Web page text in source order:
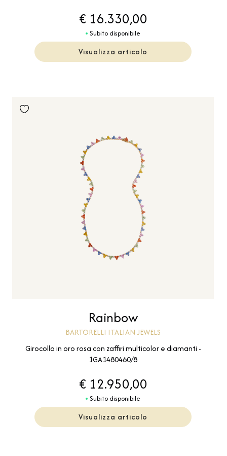
€ 16.330,00
Subito disponibile
Visualizza articolo
Rainbow
BARTORELLI ITALIAN JEWELS
Girocollo in oro rosa con zaffiri multicolor e diamanti -
1GA1480460/8
€ 12.950,00
Subito disponibile
Visualizza articolo